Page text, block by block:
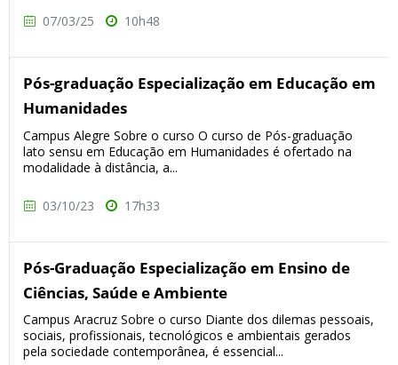
07/03/25 10h48
Pós-graduação Especialização em Educação em
Humanidades
Campus Alegre Sobre o curso O curso de Pós-graduação
lato sensu em Educação em Humanidades é ofertado na
modalidade à distância, a...
03/10/23 17h33
Pós-Graduação Especialização em Ensino de
Ciências, Saúde e Ambiente
Campus Aracruz Sobre o curso Diante dos dilemas pessoais,
sociais, profissionais, tecnológicos e ambientais gerados
pela sociedade contemporânea, é essencial...